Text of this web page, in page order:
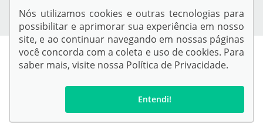
QUERO VER TODAS AS OFERTAS
Confira endereços, telefones e horários, selecionando a unidade
abaixo:
Nós utilizamos cookies e outras tecnologias para
possibilitar e aprimorar sua experiência em nosso
site, e ao continuar navegando em nossas páginas
você concorda com a coleta e uso de cookies. Para
saber mais, visite nossa Política de Privacidade.
Entendi!